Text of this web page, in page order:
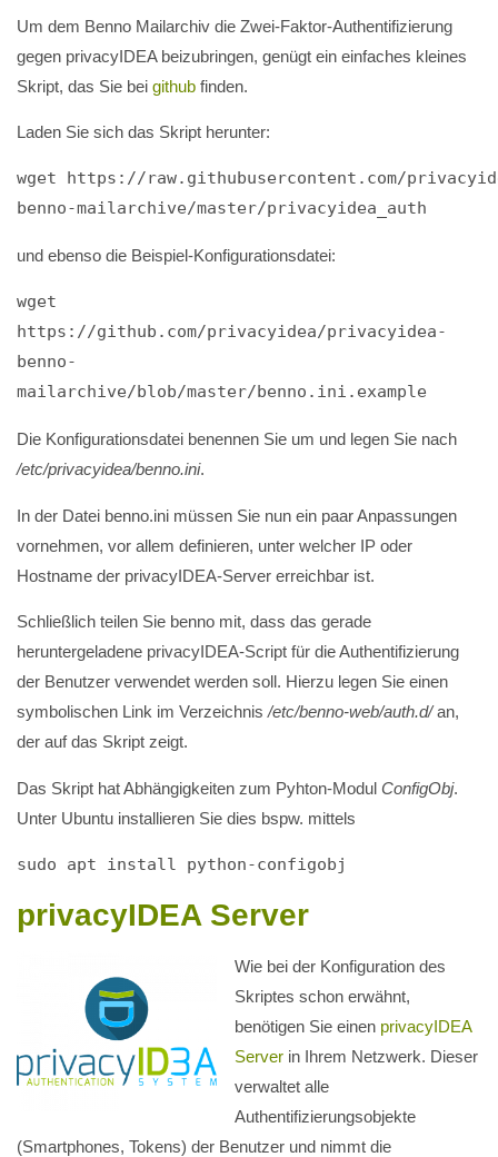
Um dem Benno Mailarchiv die Zwei-Faktor-Authentifizierung
gegen privacyIDEA beizubringen, genügt ein einfaches kleines
Skript, das Sie bei github finden.
Laden Sie sich das Skript herunter:
wget https://raw.githubusercontent.com/
benno-mailarchive/master/privacyidea_auth
und ebenso die Beispiel-Konfigurationsdatei:
wget
https://github.com/privacyidea/privacyidea-
benno-
mailarchive/blob/master/benno.ini.example
Die Konfigurationsdatei benennen Sie um und legen Sie nach
/etc/privacyidea/benno.ini.
In der Datei benno.ini müssen Sie nun ein paar Anpassungen
vornehmen, vor allem definieren, unter welcher IP oder
Hostname der privacyIDEA-Server erreichbar ist.
Schließlich teilen Sie benno mit, dass das gerade
heruntergeladene privacyIDEA-Script für die Authentifizierung
der Benutzer verwendet werden soll. Hierzu legen Sie einen
symbolischen Link im Verzeichnis/etc/benno-web/auth.d/an,
der auf das Skript zeigt.
Das Skript hat Abhängigkeiten zum Pyhton-Modul ConfigObj.
Unter Ubuntu installieren Sie dies bspw. mittels
sudo apt install python-configobj
privacyIDEA Server
Wie bei der Konfiguration des
Skriptes schon erwähnt,
benötigen Sie einen privacyIDEA
Server in Ihrem Netzwerk. Dieser
verwaltet alle
Authentifizierungsobjekte
(Smartphones, Tokens) der Benutzer und nimmt die